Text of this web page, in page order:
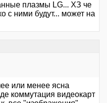
плазмы LG... ХЗ че
с ними будут... может на
или менее ясна
коммутация видеокарт